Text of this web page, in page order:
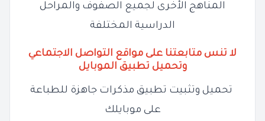
المناهج الأخرى لجميع الصفوف والمراحل
الدراسية المختلفة
لا تنس متابعتنا على مواقع التواصل الاجتماعي
وتحميل تطبيق الموبايل
تحميل وتثبيت تطبيق مذكرات جاهزة للطباعة
على موبايلك